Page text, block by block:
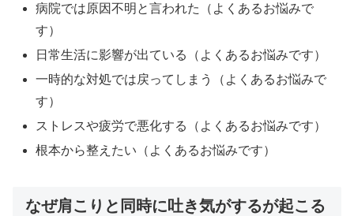
病院では原因不明と言われた（よくあるお悩みで
す）
日常生活に影響が出ている（よくあるお悩みです）
一時的な対処では戻ってしまう（よくあるお悩みで
す）
ストレスや疲労で悪化する（よくあるお悩みです）
根本から整えたい（よくあるお悩みです）
なぜ肩こりと同時に吐き気がするが起こる